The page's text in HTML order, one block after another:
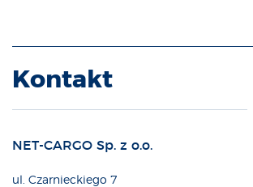
Kontakt
NET-CARGO Sp. z o.o.
ul. Czarnieckiego 7